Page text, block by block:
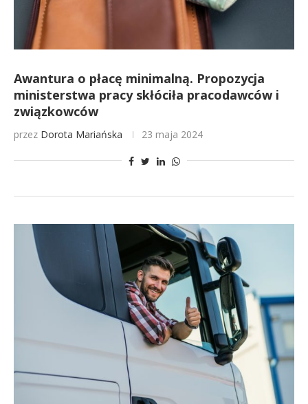
Awantura o płacę minimalną. Propozycja
ministerstwa pracy skłóciła pracodawców i
związkowców
przez Dorota Mariańska 23 maja 2024